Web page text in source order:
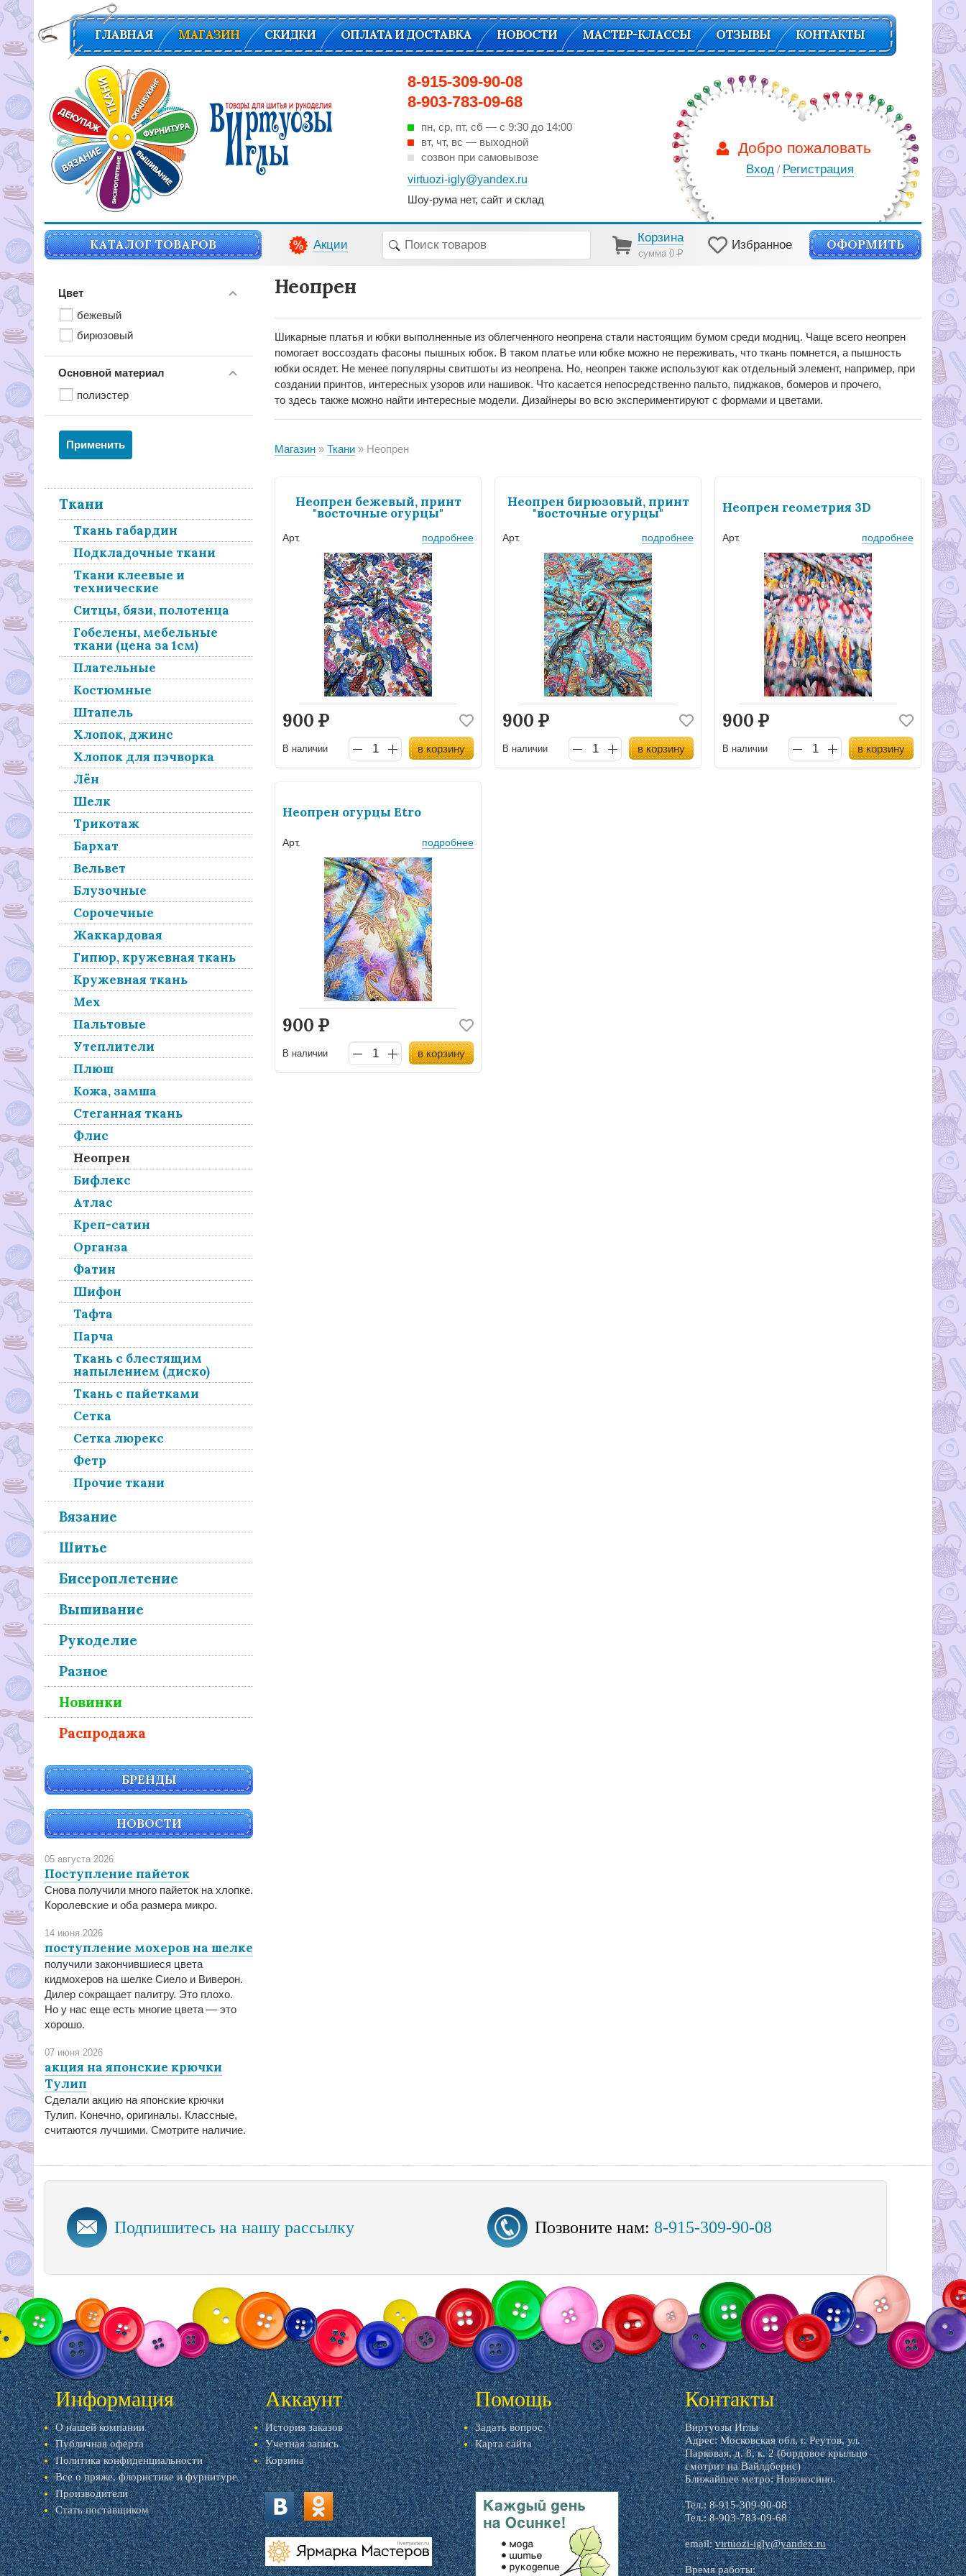
8-915-309-90-08
8-903-783-09-68
пн, ср, пт, cб — с 9:30 до 14:00
вт, чт, вс — выходной
созвон при самовывозе
virtuozi-igly@yandex.ru
Шоу-рума нет, сайт и склад
ГЛАВНАЯ МАГАЗИН СКИДКИ ОПЛАТА И ДОСТАВКА НОВОСТИ МАСТЕР-КЛАССЫ ОТЗЫВЫ КОНТАКТЫ
Добро пожаловать
Вход / Регистрация
КАТАЛОГ ТОВАРОВ Акции
Корзина
сумма 0Р
Избранное ОФОРМИТЬ
Цвет
бежевый
бирюзовый
Основной материал
полиэстер
Ткани
Ткань габардин
Подкладочные ткани
Ткани клеевые и
технические
Ситцы, бязи, полотенца
Гобелены, мебельные
ткани (цена за 1см)
Плательные
Костюмные
Штапель
Хлопок, джинс
Хлопок для пэчворка
Лён
Шелк
Трикотаж
Бархат
Вельвет
Блузочные
Сорочечные
Жаккардовая
Гипюр, кружевная ткань
Кружевная ткань
Мех
Пальтовые
Утеплители
Плюш
Кожа, замша
Стеганная ткань
Флис
Неопрен
Бифлекс
Атлас
Креп-сатин
Органза
Фатин
Шифон
Тафта
Парча
Ткань с блестящим
напылением (диско)
Ткань с пайетками
Сетка
Сетка люрекс
Фетр
Прочие ткани
Вязание
Шитье
Бисероплетение
Вышивание
Рукоделие
Разное
Новинки
Распродажа
БРЕНДЫ
НОВОСТИ
05 августа 2026
Поступление пайеток
Снова получили много пайеток на хлопке.
Королевские и оба размера микро.
14 июня 2026
поступление мохеров на шелке
получили закончившиеся цвета
кидмохеров на шелке Сиело и Виверон.
Дилер сокращает палитру. Это плохо.
Но у нас еще есть многие цвета — это
хорошо.
07 июня 2026
акция на японские крючки
Тулип
Сделали акцию на японские крючки
Тулип. Конечно, оригиналы. Классные,
считаются лучшими. Смотрите наличие.
Неопрен
Шикарные платья и юбки выполненные из облегченного неопрена стали настоящим бумом среди модниц. Чаще всего неопрен
помогает воссоздать фасоны пышных юбок. В таком платье или юбке можно не переживать, что ткань помнется, а пышность
юбки осядет. Не менее популярны свитшоты из неопрена. Но, неопрен также используют как отдельный элемент, например, при
создании принтов, интересных узоров или нашивок. Что касается непосредственно пальто, пиджаков, бомеров и прочего,
то здесь также можно найти интересные модели. Дизайнеры во всю экспериментируют с формами и цветами.
Магазин Ткани Неопрен
Неопрен бежевый, принт
"восточные огурцы"
Арт. подробнее
900 Р
В наличии в корзину
Неопрен бирюзовый, принт
"восточные огурцы"
Арт. подробнее
900 Р
В наличии в корзину
Неопрен геометрия 3D
Арт. подробнее
900 Р
В наличии в корзину
Неопрен огурцы Etro
Арт. подробнее
900 Р
В наличии в корзину
Подпишитесь на нашу рассылку Позвоните нам: 8-915-309-90-08
Информация
О нашей компании
Публичная оферта
Политика конфиденциальности
Все о пряже, флористике и фурнитуре
Производители
Стать поставщиком
Аккаунт
История заказов
Учетная запись
Корзина
vk.com ok.ru
livemaster.ru
Помощь
Задать вопрос
Карта сайта
Контакты
Виртуозы Иглы
Адрес: Московская обл, г. Реутов, ул.
Парковая, д. 8, к. 2 (бордовое крыльцо
смотрит на Вайлдберис)
Ближайшее метро: Новокосино.
Тел.: 8-915-309-90-08
Тел.: 8-903-783-09-68
email:virtuozi-igly@yandex.ru
Время работы: